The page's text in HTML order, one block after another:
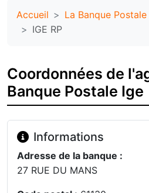
Accueil La Banque Postale
IGE RP
Coordonnées de
Banque Postale Ige
Informations
Adresse de la banque :
27 RUE DU MANS